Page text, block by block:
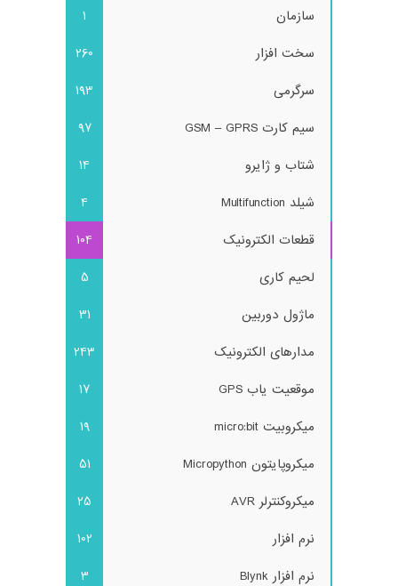
سازمان
1
سخت افزار
260
سرگرمی
193
سیم کارت GSM – GPRS
97
شتاب و ژایرو
14
شیلد Multifunction
4
قطعات الکترونیک
104
لحیم کاری
5
ماژول دوربین
31
مدارهای الکترونیک
243
موقعیت یاب GPS
17
میکروبیت micro:bit
19
میکروپایتون Micropython
51
میکروکنترلر AVR
25
نرم افزار
102
نرم افزار Blynk
3